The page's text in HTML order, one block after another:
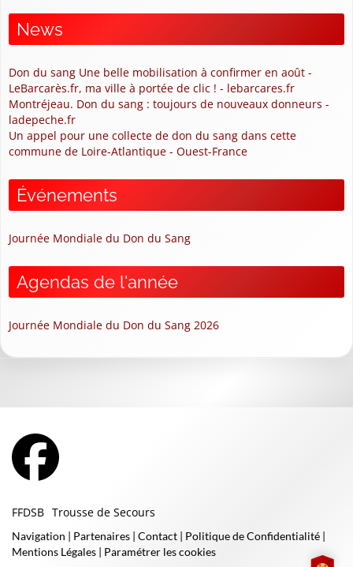
News
Don du sang Une belle mobilisation à confirmer en août -
LeBarcarès.fr, ma ville à portée de clic ! - lebarcares.fr
Montréjeau. Don du sang : toujours de nouveaux donneurs -
ladepeche.fr
Un appel pour une collecte de don du sang dans cette
commune de Loire-Atlantique - Ouest-France
Événements
Journée Mondiale du Don du Sang
Agendas de l'année
Journée Mondiale du Don du Sang 2026
FFDSB Trousse de Secours
Navigation | Partenaires | Contact | Politique de Confidentialité |
Mentions Légales | Paramétrer les cookies